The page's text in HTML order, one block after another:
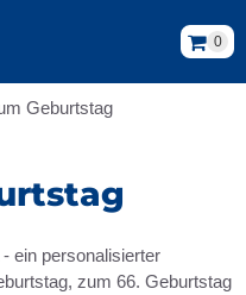
0
Geburtstag
- ein personalisierter
zum 66. Geburtstag